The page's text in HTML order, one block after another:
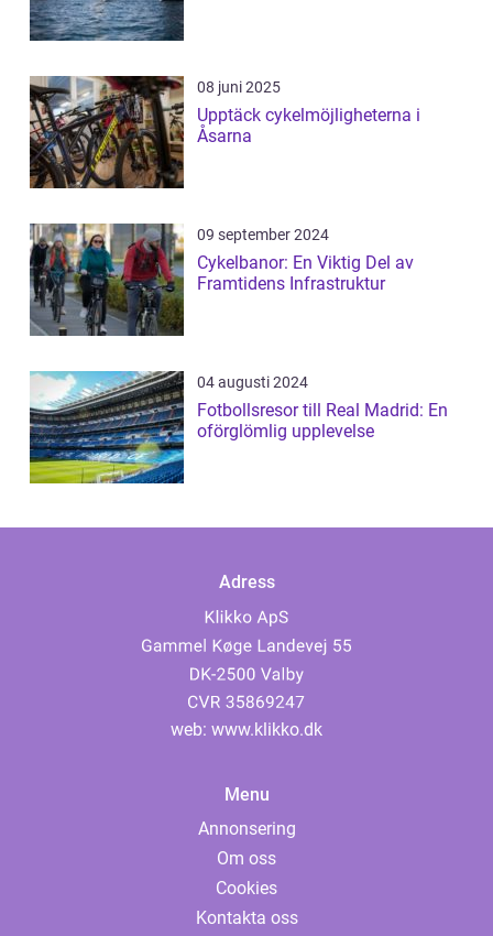
08 juni 2025
Upptäck cykelmöjligheterna i
Åsarna
09 september 2024
Cykelbanor: En Viktig Del av
Framtidens Infrastruktur
04 augusti 2024
Fotbollsresor till Real Madrid: En
oförglömlig upplevelse
Adress
web: www.klikko.dk
Menu
Annonsering
Om oss
Cookies
Kontakta oss